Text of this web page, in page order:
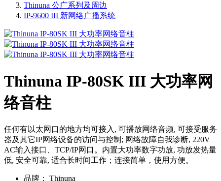
Thinuna 公广系列及周边
IP-9600 III 新网络广播系统
Thinuna IP-80SK III 大功率网
络音柱
任何有以太网口的地方均可接入, 可播放网络音频, 可接受服务
器及其它IP网络设备的访问与控制; 网络故障自我诊断, 220V
AC输入接口、TCP/IP网口。内置大功率数字功放, 功放发热量
低, 安全可靠, 适合长时间工作；连接简单，使用方便。
品牌： Thinuna